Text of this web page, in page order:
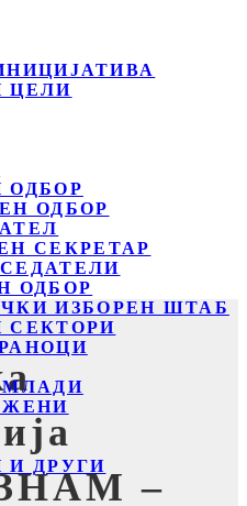
ЦЕЛИ
ОДБОР
ОДБОР
СЕКРЕТАР
ОДБОР
ИЗБОРЕН ШТАБ
СЕКТОРИ
ЖЕНИ
И ДРУГИ
–